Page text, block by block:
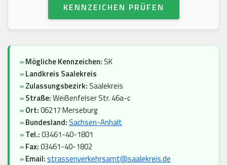
KENNZEICHEN PRÜFEN
»Mögliche Kennzeichen: SK
»Landkreis Saalekreis
»Zulassungsbezirk: Saalekreis
»Straße:Weißenfelser Str. 46a-c
»Ort:06217 Merseburg
»Bundesland:Sachsen-Anhalt
»Tel.:03461-40-1801
»Fax:03461-40-1802
»Email:strassenverkehrsamt@saalekreis.de